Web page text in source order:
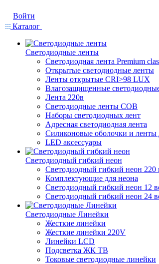
Войти
Каталог
Светодиодные ленты
Светодиодная лента Premium
Открытые светодиодные ленты
Ленты открытые CRI>98 LUX
Влагозащищенные
Лента 220в
Светодиодные ленты COB
Наборы светодиодных лент
Адресная светодиодная лента
Силиконовые оболочки и ленты
LED аксессуары
Светодиодный гибкий неон
Светодиодный гибкий неон 220
Комплектующие для неона
Светодиодный гибкий неон 12
Светодиодный гибкий неон 24
Светодиодные Линейки
Жесткие линейки
Жесткие линейки 220V
Линейки LCD
Подсветка ЖК ТВ
Токовые светодиодные линейки